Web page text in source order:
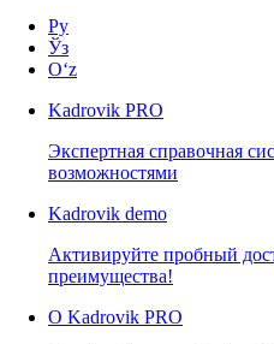
Ру
Ўз
Oʻz
Kadrovik PRO
Экспертная справочная
возможностями
Kadrovik demo
Активируйте пробный
преимущества!
О Kadrovik PRO